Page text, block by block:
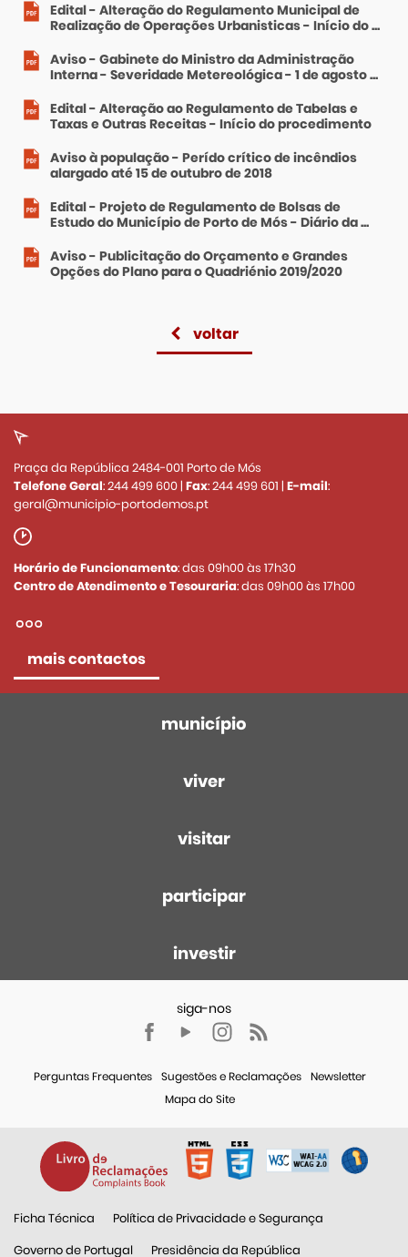
Edital - Alteração do Regulamento Municipal de
Realização de Operações Urbanisticas - Início do ...
Aviso - Gabinete do Ministro da Administração
Interna - Severidade Metereológica - 1 de agosto ...
Edital - Alteração ao Regulamento de Tabelas e
Taxas e Outras Receitas - Início do procedimento
Aviso à população - Perído crítico de incêndios
alargado até 15 de outubro de 2018
Edital - Projeto de Regulamento de Bolsas de
Estudo do Município de Porto de Mós - Diário da ...
Aviso - Publicitação do Orçamento e Grandes
Opções do Plano para o Quadriénio 2019/2020
voltar
Praça da República 2484-001 Porto de Mós
Telefone Geral:244 499 600| Fax:244 499 601 | E-mail:
geral@municipio-portodemos.pt
Horário de Funcionamento: das 09h00 às 17h30
Centro de Atendimento e Tesouraria: das 09h00 às 17h00
mais contactos
município
viver
visitar
participar
investir
Perguntas Frequentes Sugestões e Reclamações
Newsletter
Mapa do Site
Ficha Técnica
Política de Privacidade e Segurança
Governo de Portugal
Presidência da República